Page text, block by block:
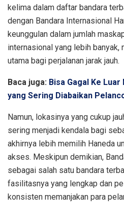
kelima dalam daftar bandara
dengan Bandara Internasional
keunggulan dalam jumlah
internasional yang lebih banyak,
utama bagi perjalanan jarak jauh.
Baca juga: Bisa Gagal Ke
yang Sering Diabaikan
Namun, lokasinya yang cukup
sering menjadi kendala bagi
akhirnya lebih memilih Haneda
akses. Meskipun demikian,
sebagai salah satu bandara
fasilitasnya yang lengkap dan
konsisten memanjakan para